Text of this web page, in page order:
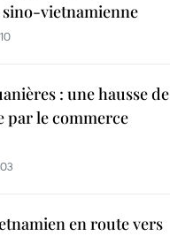
vietnamienne
: une hausse de
par le commerce
en route vers